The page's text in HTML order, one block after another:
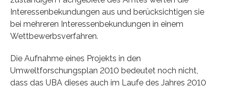
Interessenbekundungen aus und berücksichtigen sie
bei mehreren Interessenbekundungen in einem
Wettbewerbsverfahren.
Die Aufnahme eines Projekts in den
Umweltforschungsplan 2010 bedeutet noch nicht,
dass das UBA dieses auch im Laufe des Jahres 2010